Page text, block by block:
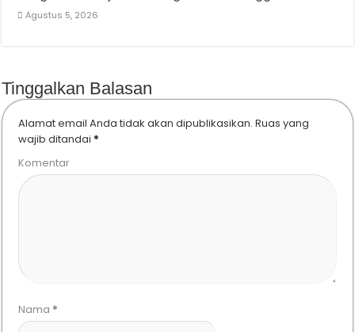
Agustus 5, 2026
Tinggalkan Balasan
Alamat email Anda tidak akan dipublikasikan. Ruas yang
wajib ditandai *
Komentar
Nama *